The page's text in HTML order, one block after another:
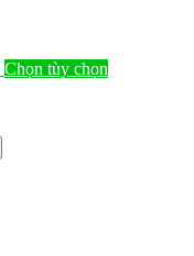
Chọn tùy chọn